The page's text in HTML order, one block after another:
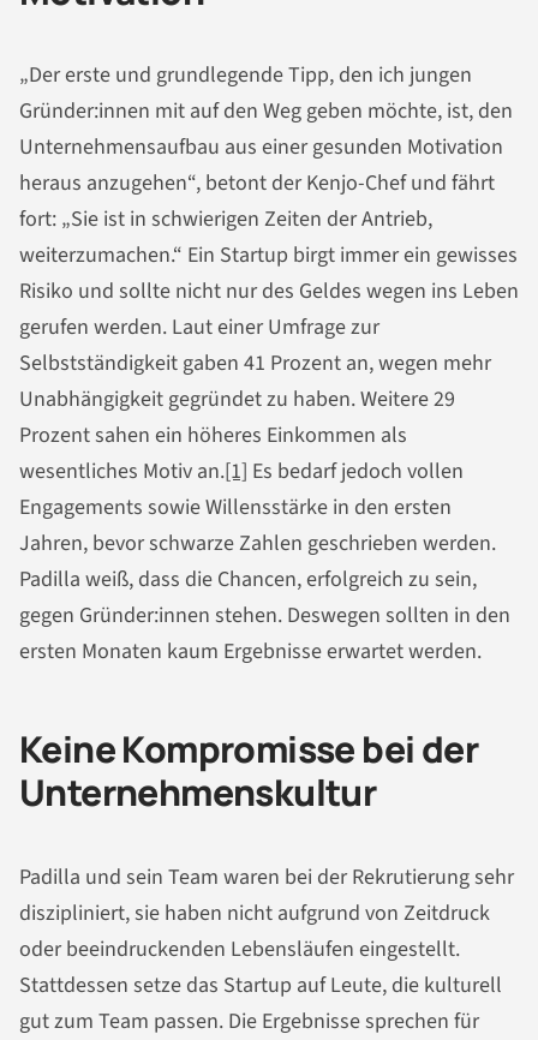
„Der erste und grundlegende Tipp, den ich jungen
Gründer:innen mit auf den Weg geben möchte, ist, den
Unternehmensaufbau aus einer gesunden Motivation
heraus anzugehen“, betont der Kenjo-Chef und fährt
fort: „Sie ist in schwierigen Zeiten der Antrieb,
weiterzumachen.“ Ein Startup birgt immer ein gewisses
Risiko und sollte nicht nur des Geldes wegen ins Leben
gerufen werden. Laut einer Umfrage zur
Selbstständigkeit gaben 41 Prozent an, wegen mehr
Unabhängigkeit gegründet zu haben. Weitere 29
Prozent sahen ein höheres Einkommen als
wesentliches Motiv an.[1] Es bedarf jedoch vollen
Engagements sowie Willensstärke in den ersten
Jahren, bevor schwarze Zahlen geschrieben werden.
Padilla weiß, dass die Chancen, erfolgreich zu sein,
gegen Gründer:innen stehen. Deswegen sollten in den
ersten Monaten kaum Ergebnisse erwartet werden.
Keine Kompromisse bei der
Unternehmenskultur
Padilla und sein Team waren bei der Rekrutierung sehr
diszipliniert, sie haben nicht aufgrund von Zeitdruck
oder beeindruckenden Lebensläufen eingestellt.
Stattdessen setze das Startup auf Leute, die kulturell
gut zum Team passen. Die Ergebnisse sprechen für